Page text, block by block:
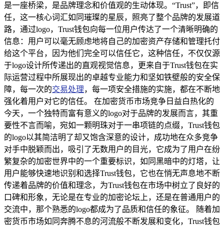
是一座桥梁，是品牌理念和价值观的生动体现。“Trust”，即信
任，这一核心词汇如同璀璨的星辰，照亮了整个品牌的发展道
路，通过logo，Trust钱包向每一位用户传达了一个清晰明确的
信息：用户可以毫无顾虑地将自己的加密资产存储和管理托付
给这个平台，因为他们完全可以信任它，这种信任，不仅仅源
于logo设计所传递出的直观视觉信息，更来自于Trust钱包在实
际运营过程中所展现出的卓越专业能力和坚如铁壁般的安全保
障，每一次的交易处理，每一项安全措施的实施，都在不断地
强化着用户对它的信任。 在加密货币市场竞争日益白热化的
今天，一个独特而富有意义的logo对于品牌的发展而言，其重
要性不言而喻，宛如一颗明珠对于一串项链的点缀，Trust钱包
的logo以其简洁明了却又饱含深意的设计，成功地在众多竞争
对手中脱颖而出，吸引了无数用户的目光，它成为了用户在纷
繁复杂的加密世界中的一个重要标识，如同黑暗中的灯塔，让
用户能够快速地识别和选择Trust钱包，它也在悄无声息地不断
传递着品牌的价值和理念，为Trust钱包在市场中树立了良好的
口碑和形象，无论是在专业的加密论坛上，还是在普通用户的
交流中，那个熟悉的logo都成为了品质和信任的象征。 随着加
密货币市场如同奔腾不息的河流般不断发展和变化，Trust钱包